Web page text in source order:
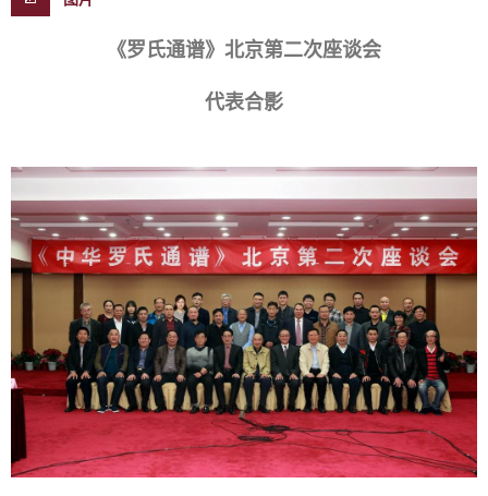
《罗氏通谱》北京第二次座谈会
代表合影